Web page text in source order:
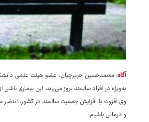
آگاه: محمدحسین حریرچیان، عضو هیئت علمی
به‌ویژه در افراد سالمند بروز می‌یابد. این
وی افزود: با افزایش جمعیت سالمند در کشور، انتظار
و درمانی باشیم.